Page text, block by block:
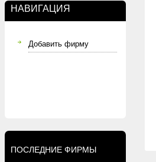
НАВИГАЦИЯ
Добавить фирму
ПОСЛЕДНИЕ ФИРМЫ